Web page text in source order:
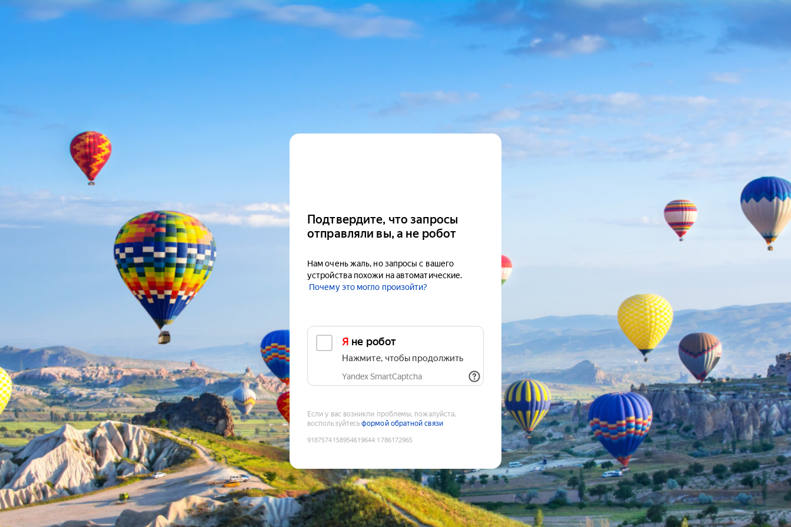
Подтвердите, что запросы
отправляли вы, а не робот
Нам очень жаль, но запросы с вашего
устройства похожи на автоматические.
Почему это могло произойти?
Я не робот
Нажмите, чтобы продолжить
Yandex SmartCaptcha
Если у вас возникли проблемы, пожалуйста,
воспользуйтесьформой обратной связи
9187574158954619644:1786172965